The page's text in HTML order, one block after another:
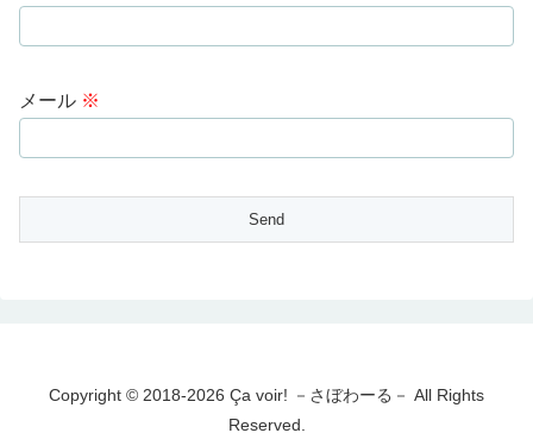
メール ※
Copyright © 2018-2026 Ça voir! －さぼわーる－ All Rights
Reserved.